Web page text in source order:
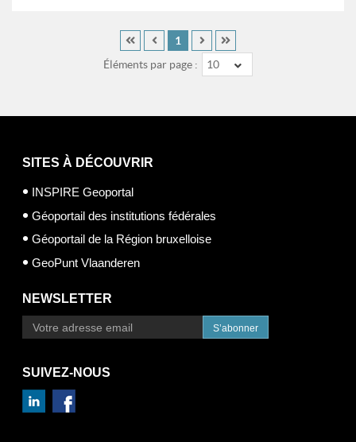
Éléments par page : 10
1
SITES À DÉCOUVRIR
INSPIRE Geoportal
Géoportail des institutions fédérales
Géoportail de la Région bruxelloise
GeoPunt Vlaanderen
NEWSLETTER
S’abonner
SUIVEZ-NOUS